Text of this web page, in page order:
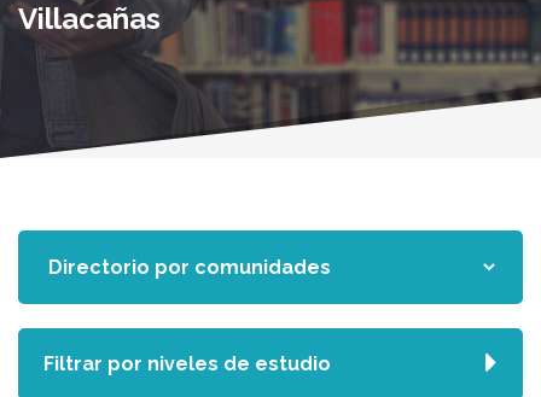
Villacañas
Filtrar por niveles de estudio